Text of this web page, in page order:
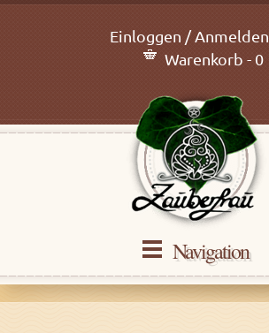
Einloggen / Anmelden
Warenkorb - 0
Navigation